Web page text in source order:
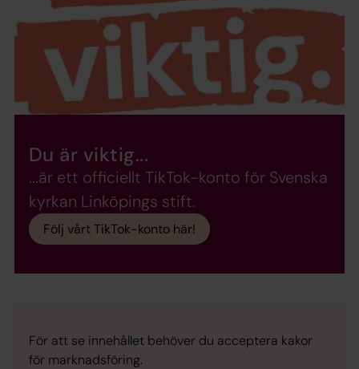
Du är viktig...
...är ett officiellt TikTok-konto för Svenska
kyrkan Linköpings stift.
Följ vårt TikTok-konto här!
För att se innehållet behöver du acceptera kakor
för marknadsföring.